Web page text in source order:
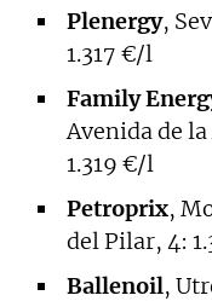
Plenergy,
1.317 €/l
Family
Avenida de
1.319 €/l
Petroprix,
del Pilar, 4:
Ballenoil,